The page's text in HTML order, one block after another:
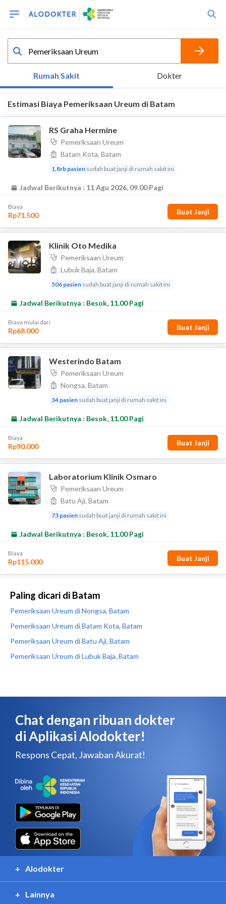
Paling dicari di Batam
Pemeriksaan Ureum di Nongsa, Batam
Pemeriksaan Ureum di Batam Kota, Batam
Pemeriksaan Ureum di Batu Aji, Batam
Pemeriksaan Ureum di Lubuk Baja, Batam